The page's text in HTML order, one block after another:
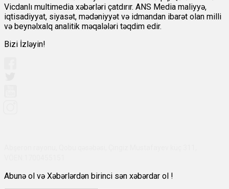
Vicdanlı multimedia xəbərləri çatdırır. ANS Media maliyyə,
iqtisadiyyat, siyasət, mədəniyyət və idmandan ibarət olan milli
və beynəlxalq analitik məqalələri təqdim edir.
Bizi İzləyin!
Abunə ol və Xəbərlərdən birinci sən xəbərdar ol !